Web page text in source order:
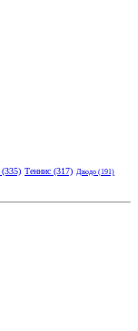
(335) Теннис (317) Дзюдо (191)